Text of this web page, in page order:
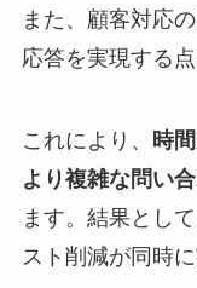
また、顧客対応
応答を実現する
これにより、
時
より複雑な問い
ます。結果とし
スト削減が同時